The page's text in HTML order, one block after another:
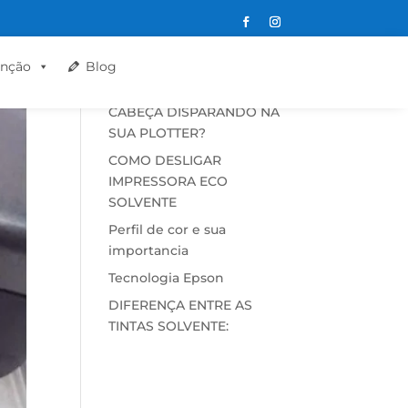
BlogPostagens
CABEÇA DISPARANDO NA
SUA PLOTTER?
COMO DESLIGAR
IMPRESSORA ECO
SOLVENTE
Perfil de cor e sua
importancia
Tecnologia Epson
DIFERENÇA ENTRE AS
TINTAS SOLVENTE: